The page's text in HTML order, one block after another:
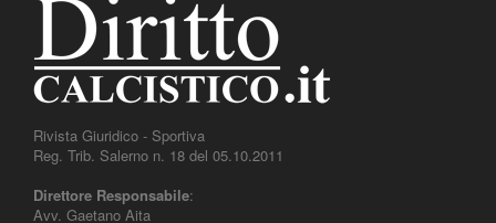
Rivista Giuridico - Sportiva
Reg. Trib. Salerno n. 18 del 05.10.2011
Direttore Responsabile:
Avv. Gaetano Aita